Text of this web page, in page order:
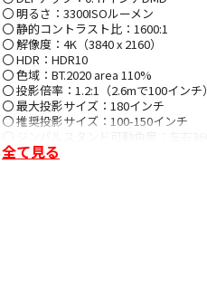
〇 明るさ：3300ISOルーメン
〇 静的コントラスト比：1600:1
〇 解像度：4K（3840 x 2160）
〇 HDR：HDR10
〇 色域：BT.2020 area 110%
〇 投影倍率：1.2:1（2.6mで100インチ）
〇 最大投影サイズ：180インチ
〇 推奨投影サイズ：100-150インチ
〇 オートフォーカス：〇
全て見る